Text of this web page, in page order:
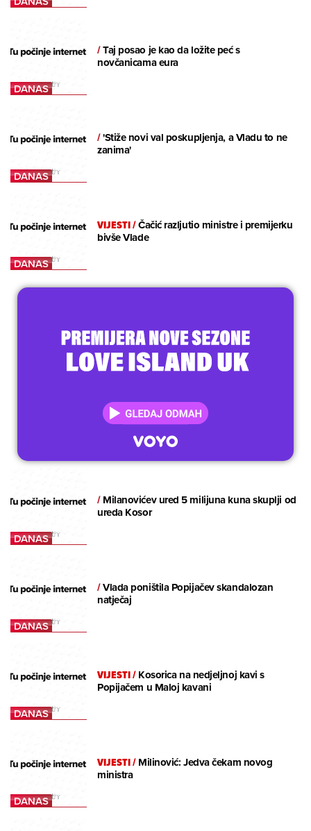
/Taj posao je kao da ložite peć s
novčanicama eura
/'Stiže novi val poskupljenja, a Vladu to ne
zanima'
VIJESTI/Čačić razljutio ministre i premijerku
bivše Vlade
/Milanovićev ured 5 milijuna kuna skuplji od
ureda Kosor
/Vlada poništila Popijačev skandalozan
natječaj
VIJESTI/Kosorica na nedjeljnoj kavi s
Popijačem u Maloj kavani
VIJESTI/Milinović: Jedva čekam novog
ministra